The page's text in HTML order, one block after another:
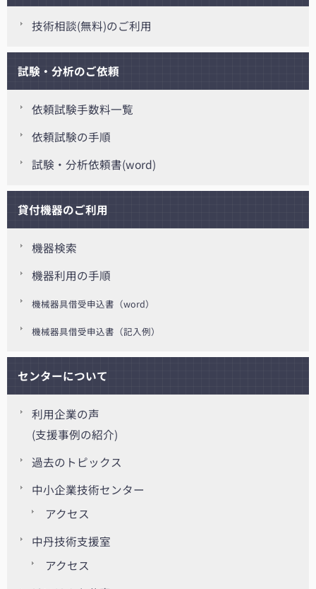
技術相談(無料)のご利用
試験・分析のご依頼
依頼試験手数料一覧
依頼試験の手順
試験・分析依頼書(word)
貸付機器のご利用
機器検索
機器利用の手順
機械器具借受申込書（word）
機械器具借受申込書（記入例）
センターについて
利用企業の声
(支援事例の紹介)
過去のトピックス
中小企業技術センター
アクセス
中丹技術支援室
アクセス